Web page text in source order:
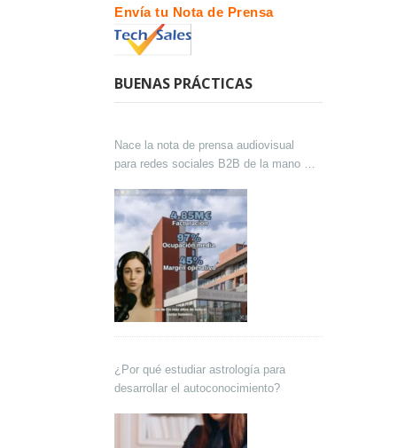
Envía tu Nota de Prensa
BUENAS PRÁCTICAS
Nace la nota de prensa audiovisual
para redes sociales B2B de la mano de
¿Por qué estudiar astrología para
desarrollar el autoconocimiento?